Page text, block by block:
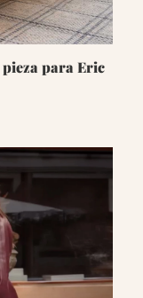
para Eric